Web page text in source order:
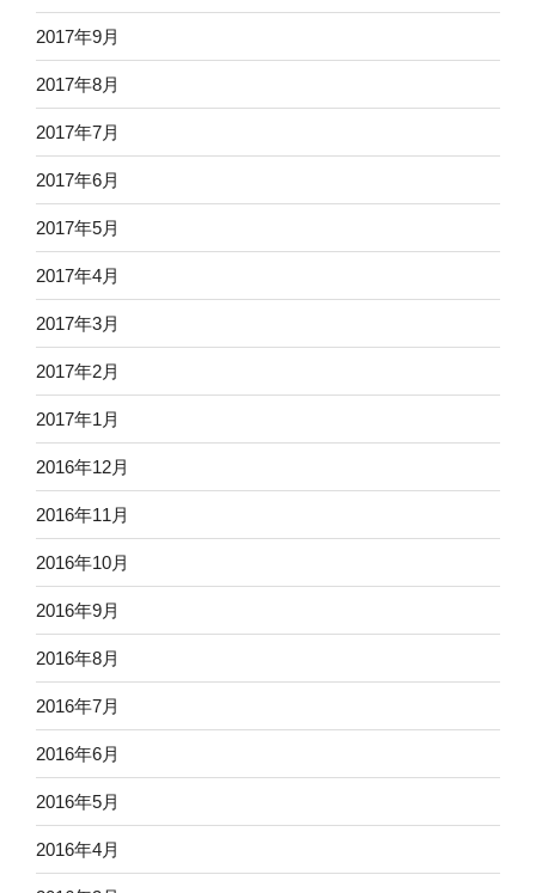
2017年9月
2017年8月
2017年7月
2017年6月
2017年5月
2017年4月
2017年3月
2017年2月
2017年1月
2016年12月
2016年11月
2016年10月
2016年9月
2016年8月
2016年7月
2016年6月
2016年5月
2016年4月